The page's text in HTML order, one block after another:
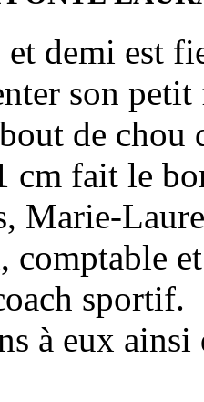
et demi est
son petit
de chou
cm fait le
Marie-
comptable
sportif.
à eux ainsi